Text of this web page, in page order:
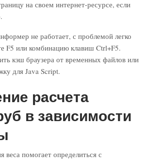
на своем интернет-ресурсе, если
не работает, с проблемой легко
F5 или комбинацию клавиш Ctrl+F5.
кэш браузера от временных файлов или
для Java Script.
расчета
в зависимости
помогает определиться с